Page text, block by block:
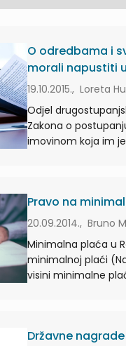
O odredbama i
morali napustiti
19.10.2015., Loreta
Odjel
Zakona o
imovinom koja im
Pravo na
20.09.2014., Bruno
Minimalna plaća u
minimalnoj plaći
visini minimalne
Državne